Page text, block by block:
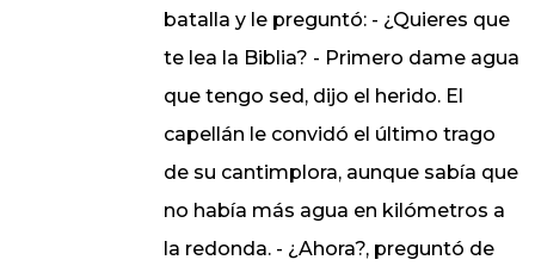
batalla y le preguntó: - ¿Quieres que
te lea la Biblia? - Primero dame agua
que tengo sed, dijo el herido. El
capellán le convidó el último trago
de su cantimplora, aunque sabía que
no había más agua en kilómetros a
la redonda. - ¿Ahora?, preguntó de